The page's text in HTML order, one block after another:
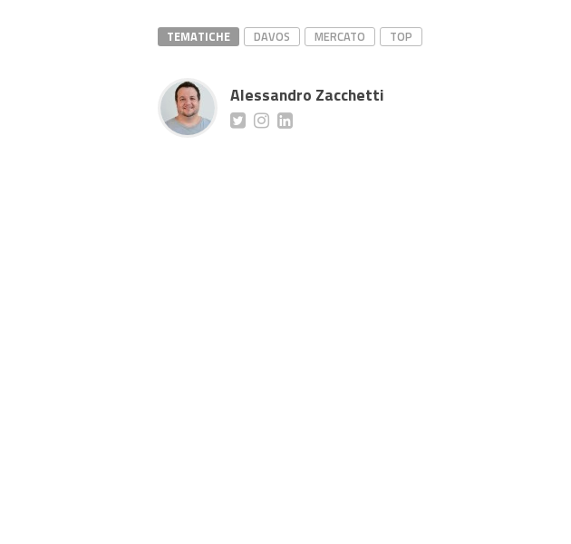
TEMATICHE DAVOS MERCATO TOP
Alessandro Zacchetti